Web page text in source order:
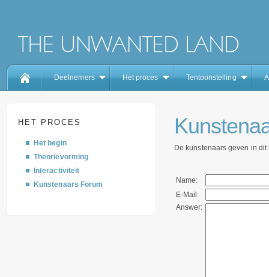
Deelnemers Het proces Tentoonstelling
HET PROCES
Het begin
Theorievorming
Interactiviteit
Kunstenaars Forum
De kunstenaars geven in
Name:
E-Mail:
Answer: